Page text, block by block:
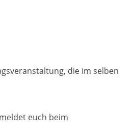
die im selben
euch beim